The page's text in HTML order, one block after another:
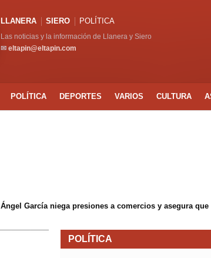
LLANERA SIERO POLÍTICA
Las noticias y la información de Llanera y Siero
✉ eltapin@eltapin.com
POLÍTICA DEPORTES VARIOS CULTURA
Ángel García niega presiones a comercios y asegura
POLÍTICA